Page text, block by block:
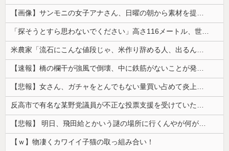
【画像】サンモニの女子アナさん、日曜の朝から素材を提供してしまう
「探そうとすら思わないでください」高さ116メートル、世界一高い木が地図から消された理由
米農家「流石にこんな値段じゃ、米作り辞める人、出るんじゃないかなあ？？」
【速報】橋の欄干が強風で倒壊、中に鉄筋がないことが発覚 中国当局「接着剤で固定したので問題ない」
【悲報】女さん、ガチャをとんでもない量買い占めて炎上するｗｗｗｗ
反高市で有名な某野党議員が不正な投票支援を受けていた過去が発掘、「説明責任があるのでは？」と揶揄されており……
【悲報】 明日、飛田給とかいう謎の場所に行くんやが何があるんや????・・・・・・・・・
【ｗ】物凄くカワイイ子猫の取っ組み合い！